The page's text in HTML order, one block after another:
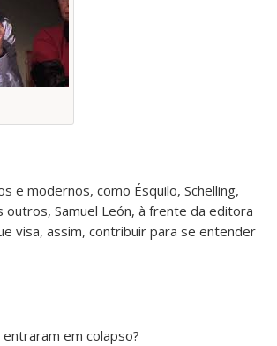
e modernos, como Ésquilo, Schelling,
outros, Samuel León, à frente da editora
visa, assim, contribuir para se entender
em colapso?